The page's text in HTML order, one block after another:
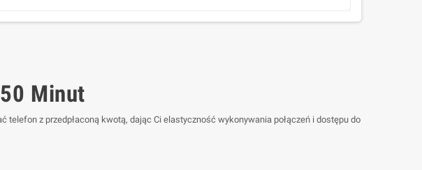
Minut
telefon z przedpłaconą kwotą, dając Ci elastyczność wykonywania połączeń i dostępu do